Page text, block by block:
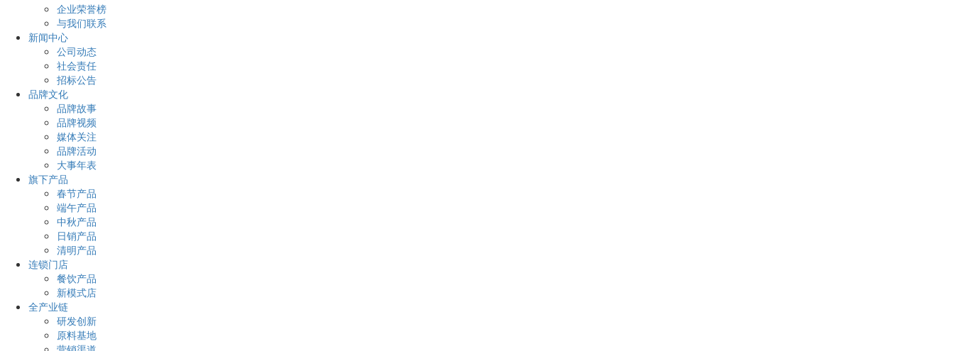
企业荣誉榜
与我们联系
新闻中心
公司动态
社会责任
招标公告
品牌文化
品牌故事
品牌视频
媒体关注
品牌活动
大事年表
旗下产品
春节产品
端午产品
中秋产品
日销产品
清明产品
连锁门店
餐饮产品
新模式店
全产业链
研发创新
原料基地